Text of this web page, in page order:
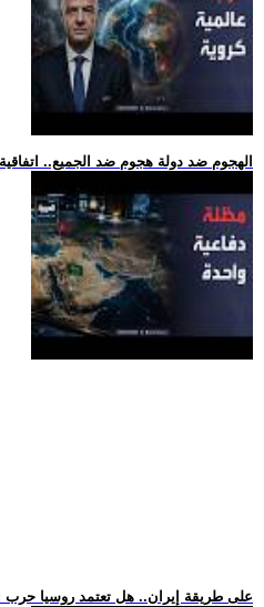
.. الهجوم ضد دولة هجوم ضد الجميع..
.. على طريقة إيران.. هل تعتمد روسيا حرب